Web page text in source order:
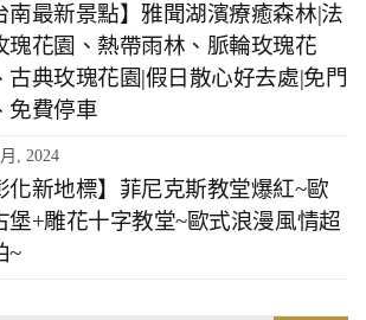
南最新景點】雅聞湖濱療癒森林|法
瑰花園、熱帶雨林、脈輪玫瑰花
古典玫瑰花園|假日散心好去處|免門
免費停車
, 2024
化新地標】菲尼克斯教堂爆紅~歐
堡+雕花十字教堂~歐式浪漫風情超
~